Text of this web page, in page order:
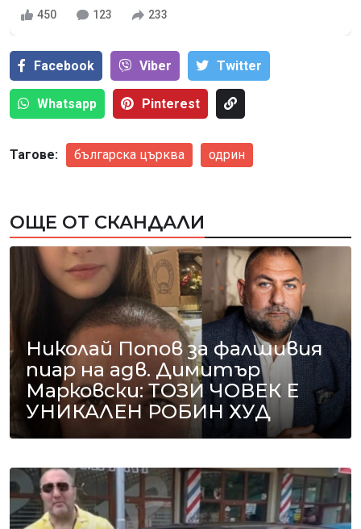
450 123 233
Facebook Viber Тwitter
Whatsapp Pinterest
Тагове: българска църква одрин
ОЩЕ ОТ СКАНДАЛИ
Николай Попов за фалшивия
пиар на адв. Димитър
Марковски: ТОЗИ ЧОВЕК Е
УНИКАЛЕН РОБИН ХУД